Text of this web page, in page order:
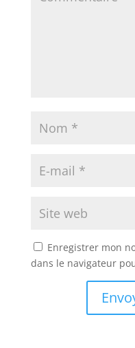
Enregistrer mon
dans le navigateur